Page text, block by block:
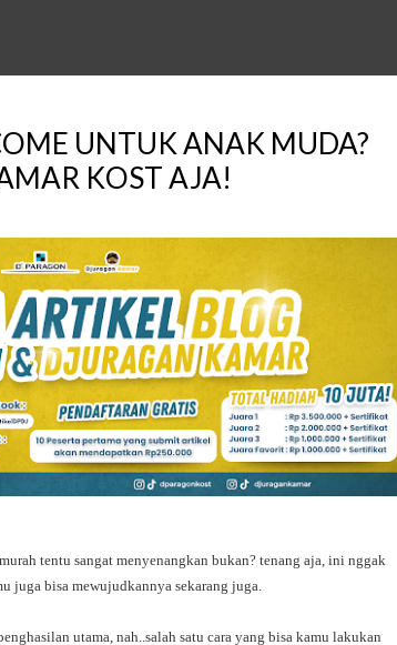
UNTUK ANAK MUDA?
KOST AJA!
tentu sangat menyenangkan bukan? tenang aja, ini nggak
juga bisa mewujudkannya sekarang juga.
utama, nah..salah satu cara yang bisa kamu lakukan